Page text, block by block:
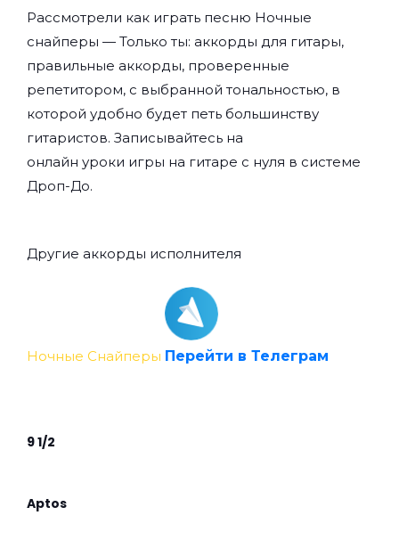
Рассмотрели как играть песню Ночные
снайперы — Только ты: аккорды для гитары,
правильные аккорды, проверенные
репетитором, с выбранной тональностью, в
которой удобно будет петь большинству
гитаристов. Записывайтесь на
онлайн уроки игры на гитаре с нуля в системе
Дроп-До.
Другие аккорды исполнителя
Ночные Снайперы Перейти в Телеграм
9 1/2
Aptos